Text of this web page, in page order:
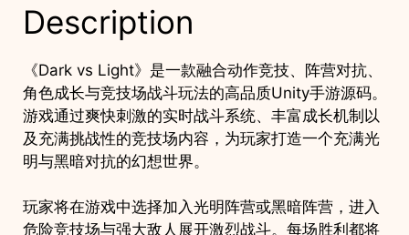
手
项
目
quantity
Description
《Dark vs Light》是一款融合动作竞技、阵营对抗、
角色成长与竞技场战斗玩法的高品质Unity手游源码。
游戏通过爽快刺激的实时战斗系统、丰富成长机制以
及充满挑战性的竞技场内容，为玩家打造一个充满光
明与黑暗对抗的幻想世界。
玩家将在游戏中选择加入光明阵营或黑暗阵营，进入
危险竞技场与强大敌人展开激烈战斗。每场胜利都将